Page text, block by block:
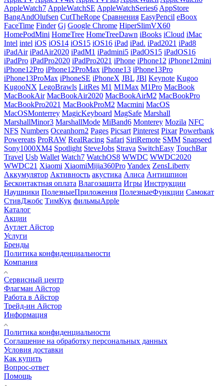
AppleWatch7 AppleWatchSE AppleWatchSeries6 AppStore
BangAndOlufsen CutTheRope Cравнения EasyPencil eBoox
FaceTime Finder Gj Google Chrome HiperSlimVX60
HomePodMini HomeTree HomeTreeDawn iBooks iCloud iMac
Intel intel iOS iOS14 iOS15 iOS16 iPad iPad. iPad2021 iPad8
iPadAir iPadAir2020 iPadM1 iPadmini5 iPadOS15 iPadOS16
iPadPro iPadPro2020 iPadPro2021 iPhone iPhone12 iPhone12mini
iPhone12Pro iPhone12ProMax iPhone13 iPhone13Pro
iPhone13ProMax iPhoneSE iPhoneX JBL JBl Keynote Kugoo
KugooNX LegoBrawls LitRes M1 M1Max M1Pro MacBook
MacBookAir MacBookAir2020 MacBookAirM2 MacBookPro
MacBookPro2021 MacBookProM2 Macmini MacOS
MacOSMonterrey MagicKeyboard MagSafe Marshall
MarshallMinor3 MarshallMode MiBand6 Monterey Mozila NFC
NFS Numbers Oceanhorn2 Pages Picsart Pinterest Pixar Powerbank
Powereats ProRAW RealRacing Safari SiriRemote SMM Snapseed
Sony1000XM4 Spotlight SteveJobs Strava SwitchEasy TouchBar
Travel Usb Wallet Watch7 WatchOS8 WWDC WWDC2020
WWDC21 Xiaomi XiaomiMijia360ProYandex ZensLiberty
Аккумулятор Активность акустика Алиса Антишпион
Бесконтактная оплата Влагозащита Игры Инструкции
Наушники ПолезныеПриложения ПолезныеФункции Самокат
СтивДжобс ТимКук фильмыApple
Каталог
Акции
Аутлет Айстор
Услуги
Бренды
Политика конфиденциальности
Компания
Сервисный центр
Флагман Айстор
Работа в Айстор
Трейд-ин Айстор
Информация
Политика конфиденциальности
Соглашение на обработку персональных данных
Условия доставки
Как купить
Вопрос-ответ
Помощь